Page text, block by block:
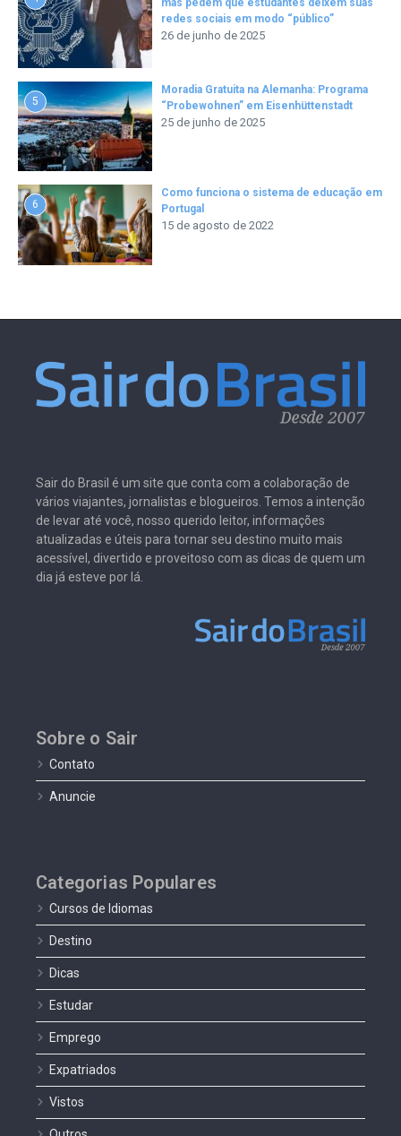
mas pedem que estudantes deixem suas
redes sociais em modo “público”
26 de junho de 2025
5
Moradia Gratuita na Alemanha: Programa
“Probewohnen” em Eisenhüttenstadt
25 de junho de 2025
6
Como funciona o sistema de educação em
Portugal
15 de agosto de 2022
Sair do Brasil é um site que conta com a colaboração de
vários viajantes, jornalistas e blogueiros. Temos a intenção
de levar até você, nosso querido leitor, informações
atualizadas e úteis para tornar seu destino muito mais
acessível, divertido e proveitoso com as dicas de quem um
dia já esteve por lá.
Sobre o Sair
Contato
Anuncie
Categorias Populares
Cursos de Idiomas
Destino
Dicas
Estudar
Emprego
Expatriados
Vistos